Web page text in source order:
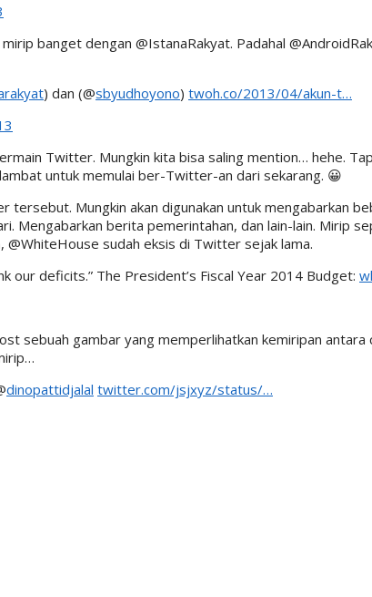
banget dengan @IstanaRakyat. Padahal
) dan (@sbyudhoyono) twoh.co/2013/04/akun-t…
Twitter. Mungkin kita bisa saling mention… hehe.
untuk memulai ber-Twitter-an dari sekarang. 😀
tersebut. Mungkin akan digunakan untuk mengabarkan
Mengabarkan berita pemerintahan, dan lain-lain. Mirip
@WhiteHouse sudah eksis di Twitter sejak lama.
our deficits.” The President’s Fiscal Year 2014 Budget:
sebuah gambar yang memperlihatkan kemiripan
dinopattidjalal twitter.com/jsjxyz/status/…